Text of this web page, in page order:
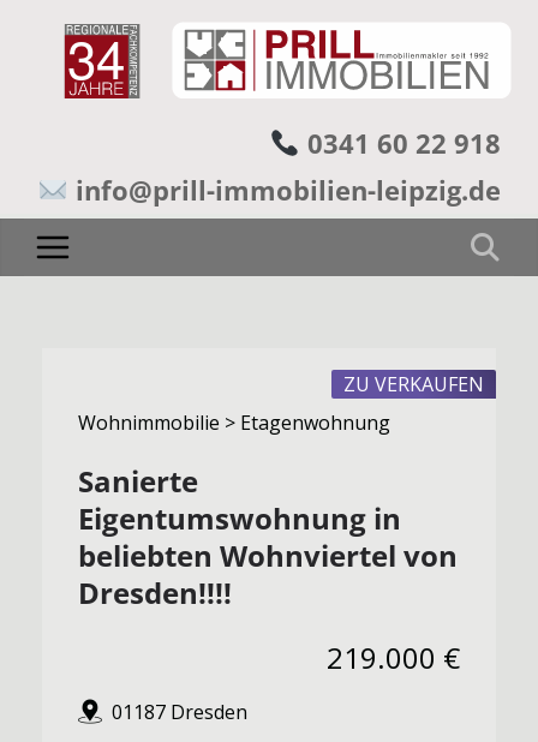
0341 60 22 918
info@prill-immobilien-leipzig.de
Wohnimmobilie > Etagenwohnung
ZU VERKAUFEN
Sanierte
Eigentumswohnung in
beliebten Wohnviertel von
Dresden!!!!
01187 Dresden
219.000 €